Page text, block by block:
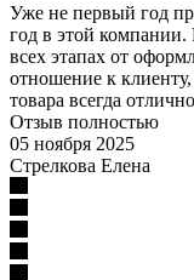
Уже не первый год
год в этой компании.
всех этапах от
отношение к
товара всегда
Отзыв полностью
05 ноября 2025
Стрелкова Елена